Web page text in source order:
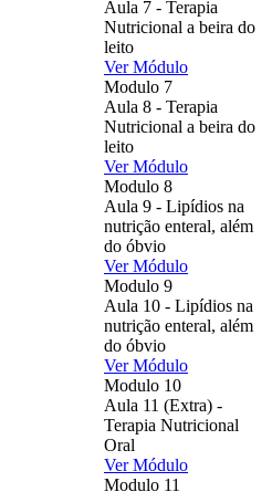
Aula 7 - Terapia
Nutricional a beira do
leito
Ver Módulo
Modulo 7
Aula 8 - Terapia
Nutricional a beira do
leito
Ver Módulo
Modulo 8
Aula 9 - Lipídios na
nutrição enteral, além
do óbvio
Ver Módulo
Modulo 9
Aula 10 - Lipídios na
nutrição enteral, além
do óbvio
Ver Módulo
Modulo 10
Aula 11 (Extra) -
Terapia Nutricional
Oral
Ver Módulo
Modulo 11